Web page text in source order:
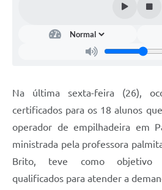
Na última sexta-feira (26),
certificados para os 18 alunos
operador de empilhadeira em
ministrada pela professora
Brito, teve como objetivo
qualificados para atender a